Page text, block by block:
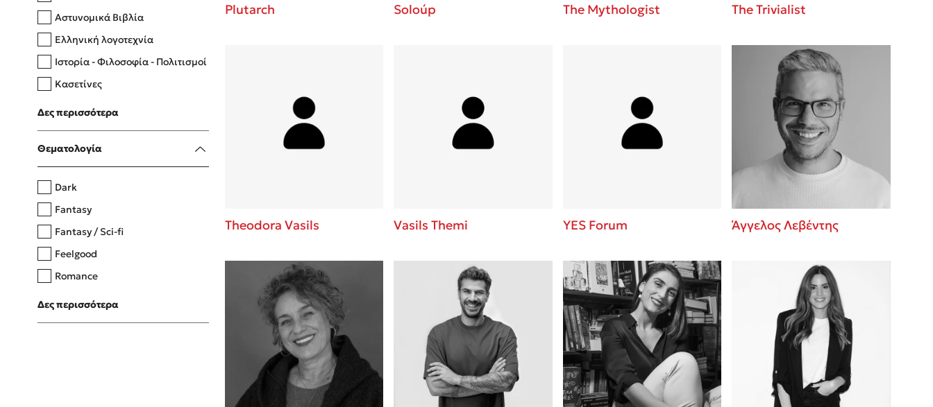
Δανάη Δεληγεώργη
Πάνω, κάτω, μπροστά, πίσω
Η μέθοδος Αφήστε τους
Αστυνομικά Βιβλία
Ελληνική λογοτεχνία
Ιστορία - Φιλοσοφία - Πολιτισμοί
Κασετίνες
Λευκώματα - Έγχρωμοι οδηγοί
Μαγειρική
Δες περισσότερα
Θεματολογία
Dark
Fantasy
Fantasy / Sci-fi
Feelgood
Romance
Upmarket
Young Adult
Δες περισσότερα
Plutarch Soloúp The Mythologist The Trivialist
Theodora Vasils Vasils Themi YES Forum Άγγελος Λεβέντης